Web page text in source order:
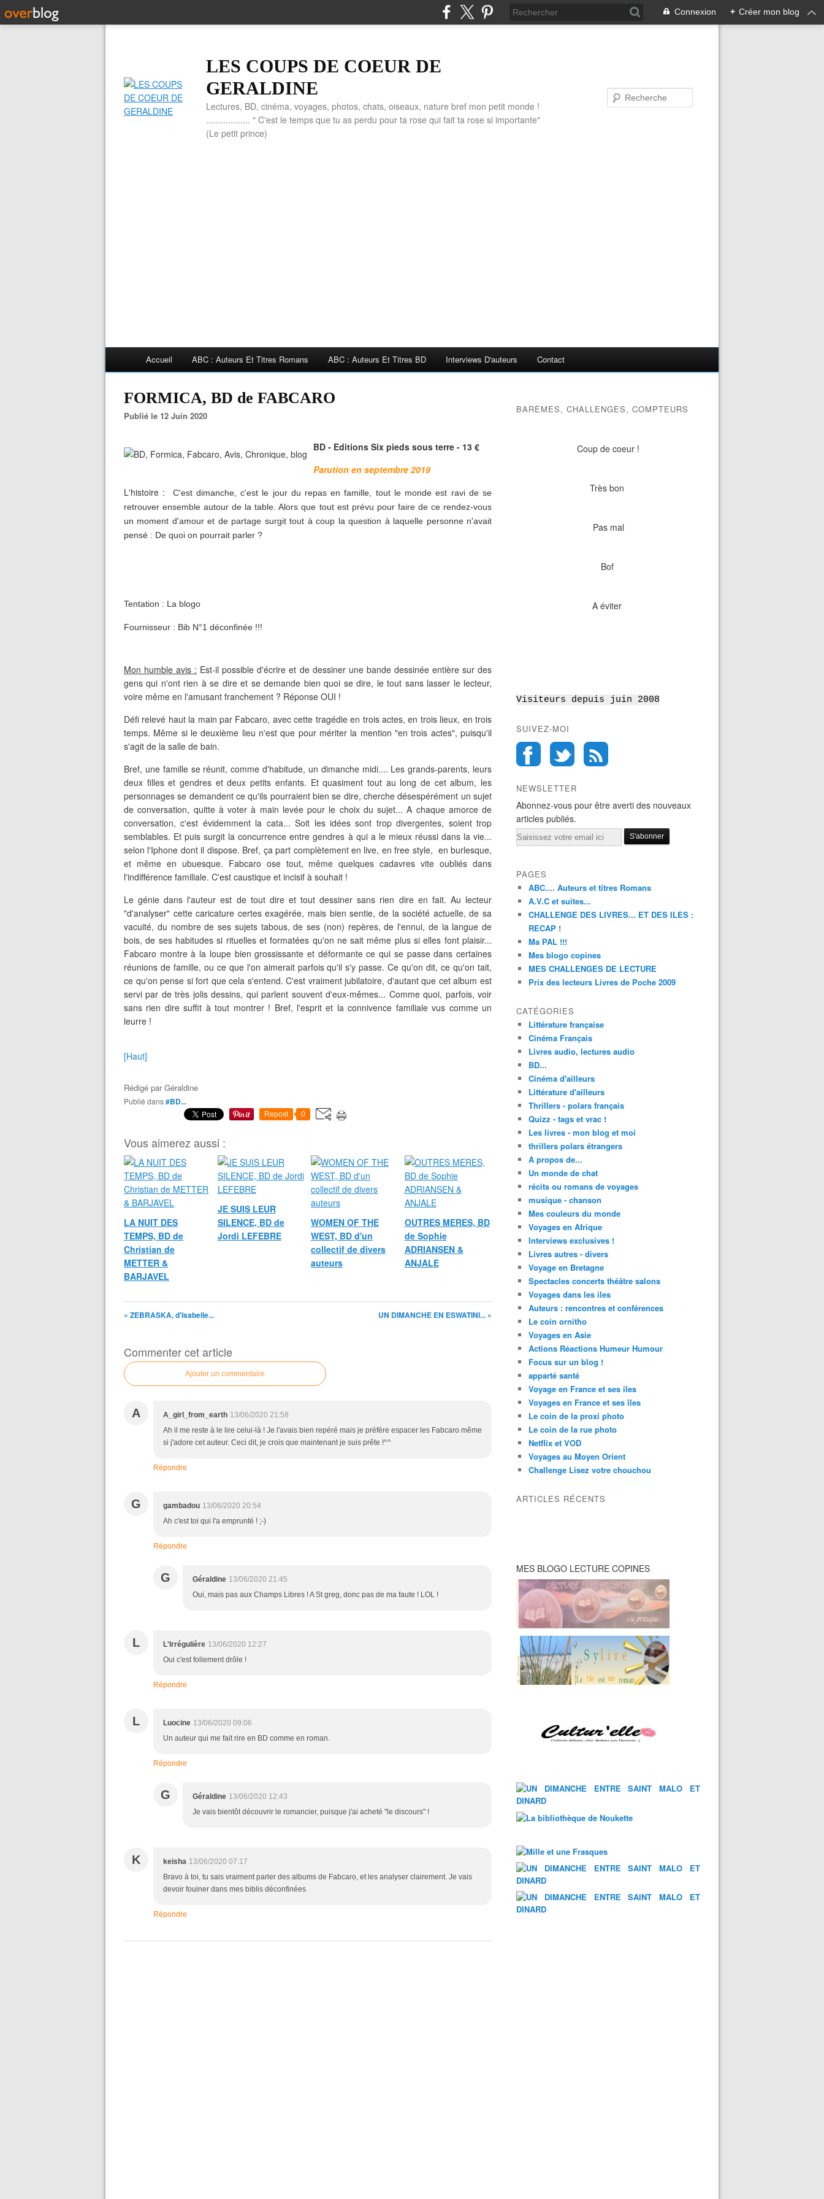
Connexion + Créer mon blog
LES COUPS DE COEUR DE
GERALDINE
Lectures, BD, cinéma, voyages, photos, chats, oiseaux, nature bref mon petit monde !
.................. " C'est le temps que tu as perdu pour ta rose qui fait ta rose si importante"
(Le petit prince)
Accueil ABC : Auteurs Et Titres Romans ABC : Auteurs Et Titres BD Interviews D'auteurs Contact
FORMICA, BD de FABCARO
Publié le 12 Juin 2020
BD - Editions Six pieds sous terre - 13 €
Parution en septembre 2019
L'histoire :
C'est dimanche, c'est le jour du repas en famille, tout le monde est ravi de se
retrouver ensemble autour de la table. Alors que tout est prévu pour faire de ce rendez-vous
un moment d'amour et de partage surgit tout à coup la question à laquelle personne n'avait
pensé : De quoi on pourrait parler ?
Tentation : La blogo
Fournisseur : Bib N°1 déconfinée !!!
Mon humble avis : Est-il possible d'écrire et de dessiner une bande dessinée entière sur des
gens qui n'ont rien à se dire et se demande bien quoi se dire, le tout sans lasser le lecteur,
voire même en l'amusant franchement ? Réponse OUI !
Défi relevé haut la main par Fabcaro, avec cette tragédie en trois actes, en trois lieux, en trois
temps. Même si le deuxième lieu n'est que pour mériter la mention "en trois actes", puisqu'il
s'agit de la salle de bain.
Bref, une famille se réunit, comme d'habitude, un dimanche midi.... Les grands-parents, leurs
deux filles et gendres et deux petits enfants. Et quasiment tout au long de cet album, les
personnages se demandent ce qu'ils pourraient bien se dire, cherche désespérément un sujet
de conversation, quitte à voter à main levée pour le choix du sujet... A chaque amorce de
conversation, c'est évidemment la cata... Soit les idées sont trop divergentes, soient trop
semblables. Et puis surgit la concurrence entre gendres à qui a le mieux réussi dans la vie...
selon l'Iphone dont il dispose. Bref, ça part complètement en live, en free style, en burlesque,
et même en ubuesque. Fabcaro ose tout, même quelques cadavres vite oubliés dans
l'indifférence familiale. C'est caustique et incisif à souhait !
Le génie dans l'auteur est de tout dire et tout dessiner sans rien dire en fait. Au lecteur
"d'analyser" cette caricature certes exagérée, mais bien sentie, de la société actuelle, de sa
vacuité, du nombre de ses sujets tabous, de ses (non) repères, de l'ennui, de la langue de
bois, de ses habitudes si rituelles et formatées qu'on ne sait même plus si elles font plaisir...
Fabcaro montre à la loupe bien grossissante et déformante ce qui se passe dans certaines
réunions de famille, ou ce que l'on aimerait parfois qu'il s'y passe. Ce qu'on dit, ce qu'on tait,
ce qu'on pense si fort que cela s'entend. C'est vraiment jubilatoire, d'autant que cet album est
servi par de très jolis dessins, qui parlent souvent d'eux-mêmes... Comme quoi, parfois, voir
sans rien dire suffit à tout montrer ! Bref, l'esprit et la connivence familiale vus comme un
leurre !
[Haut]
Rédigé parGéraldine
Publié dans#BD...
Repost 0
Vous aimerez aussi :
LA NUIT DES
TEMPS, BD de
Christian de
METTER &
BARJAVEL
JE SUIS LEUR
SILENCE, BD de
Jordi LEFEBRE
WOMEN OF THE
WEST, BD d'un
collectif de divers
auteurs
OUTRES MERES, BD
de Sophie
ADRIANSEN &
ANJALE
« ZEBRASKA, d'Isabelle... UN DIMANCHE EN ESWATINI... »
Commenter cet article
Ajouter un commentaire
A A_girl_from_earth 13/06/2020 21:58
Ah il me reste à le lire celui-là ! Je l'avais bien repéré mais je préfère espacer les Fabcaro même
si j'adore cet auteur. Ceci dit, je crois que maintenant je suis prête !^^
Répondre
G gambadou 13/06/2020 20:54
Ah c'est toi qui l'a emprunté ! ;-)
Répondre
G Géraldine 13/06/2020 21:45
Oui, mais pas aux Champs Libres ! A St greg, donc pas de ma faute ! LOL !
L L'Irrégulière 13/06/2020 12:27
Oui c'est follement drôle !
Répondre
L Luocine 13/06/2020 09:06
Un auteur qui me fait rire en BD comme en roman.
Répondre
G Géraldine 13/06/2020 12:43
Je vais bientôt découvrir le romancier, puisque j'ai acheté "le discours" !
K keisha 13/06/2020 07:17
Bravo à toi, tu sais vraiment parler des albums de Fabcaro, et les analyser clairement. Je vais
devoir fouiner dans mes biblis déconfinées
Répondre
BARÈMES, CHALLENGES, COMPTEURS
Coup de coeur !
Très bon
Pas mal
Bof
A éviter
Visiteurs depuis juin 2008
SUIVEZ-MOI
NEWSLETTER
Abonnez-vous pour être averti des nouveaux
articles publiés.
Email
PAGES
ABC.... Auteurs et titres Romans
A.V.C et suites...
CHALLENGE DES LIVRES... ET DES ILES :
RECAP !
Ma PAL !!!
Mes blogo copines
MES CHALLENGES DE LECTURE
Prix des lecteurs Livres de Poche 2009
CATÉGORIES
Littérature française
Cinéma Français
Livres audio, lectures audio
BD...
Cinéma d'ailleurs
Littérature d'ailleurs
Thrillers - polars français
Quizz - tags et vrac !
Les livres - mon blog et moi
thrillers polars étrangers
A propos de...
Un monde de chat
récits ou romans de voyages
musique - chanson
Mes couleurs du monde
Voyages en Afrique
Interviews exclusives !
Livres autres - divers
Voyage en Bretagne
Spectacles concerts théâtre salons
Voyages dans les iles
Auteurs : rencontres et conférences
Le coin ornitho
Voyages en Asie
Actions Réactions Humeur Humour
Focus sur un blog !
apparté santé
Voyage en France et ses iles
Voyages en France et ses îles
Le coin de la proxi photo
Le coin de la rue photo
Netflix et VOD
Voyages au Moyen Orient
Challenge Lisez votre chouchou
ARTICLES RÉCENTS
MES BLOGO LECTURE COPINES